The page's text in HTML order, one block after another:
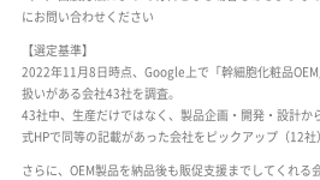
にお問い合わせください
【選定基準】
2022年11月8日時点、Google上で「幹細胞化粧品
扱いがある会社43社を調査。
43社中、生産だけではなく、製品企画・開発・設計か
式HPで同等の記載があった会社をピックアップ（12社
さらに、OEM製品を納品後も販促支援までしてくれる